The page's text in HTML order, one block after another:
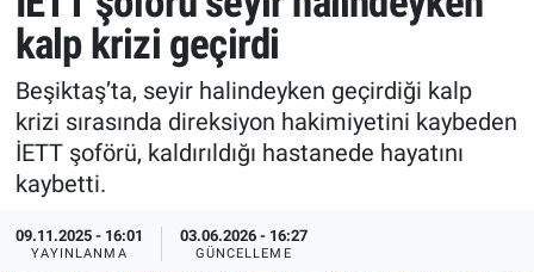
kalp krizi geçirdi
Beşiktaş’ta, seyir halindeyken geçirdiği kalp
krizi sırasında direksiyon hakimiyetini kaybeden
İETT şoförü, kaldırıldığı hastanede hayatını
kaybetti.
09.11.2025 - 16:01
YAYINLANMA
03.06.2026 - 16:27
GÜNCELLEME
Ekonomi
Trend
Özel Haberler
Yazarlar
Spor
Ekonomi
Dünya
Medya
Tüm Manşetler
Son Dakika Haberleri
Haber Arşivi